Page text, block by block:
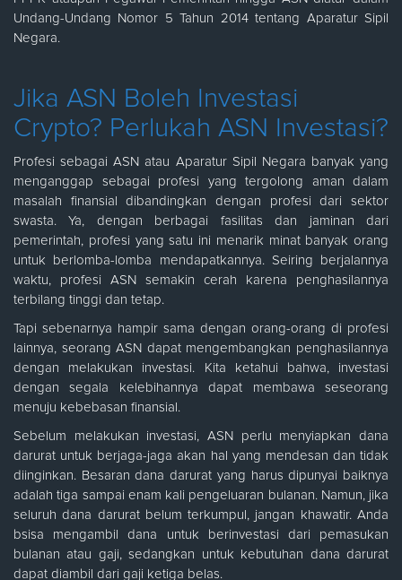
Undang-Undang Nomor 5 Tahun 2014 tentang Aparatur Sipil
Negara.
Jika ASN Boleh Investasi
Crypto? Perlukah ASN Investasi?
Profesi sebagai ASN atau Aparatur Sipil Negara banyak yang
menganggap sebagai profesi yang tergolong aman dalam
masalah finansial dibandingkan dengan profesi dari sektor
swasta. Ya, dengan berbagai fasilitas dan jaminan dari
pemerintah, profesi yang satu ini menarik minat banyak orang
untuk berlomba-lomba mendapatkannya. Seiring berjalannya
waktu, profesi ASN semakin cerah karena penghasilannya
terbilang tinggi dan tetap.
Tapi sebenarnya hampir sama dengan orang-orang di profesi
lainnya, seorang ASN dapat mengembangkan penghasilannya
dengan melakukan investasi. Kita ketahui bahwa, investasi
dengan segala kelebihannya dapat membawa seseorang
menuju kebebasan finansial.
Sebelum melakukan investasi, ASN perlu menyiapkan dana
darurat untuk berjaga-jaga akan hal yang mendesan dan tidak
diinginkan. Besaran dana darurat yang harus dipunyai baiknya
adalah tiga sampai enam kali pengeluaran bulanan. Namun, jika
seluruh dana darurat belum terkumpul, jangan khawatir. Anda
bsisa mengambil dana untuk berinvestasi dari pemasukan
bulanan atau gaji, sedangkan untuk kebutuhan dana darurat
dapat diambil dari gaji ketiga belas.